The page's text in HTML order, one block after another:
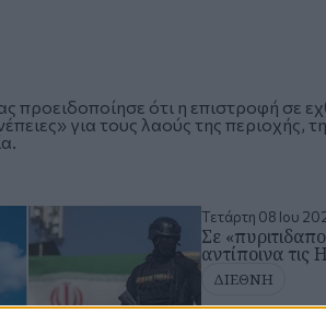
προειδοποίησε ότι η επιστροφή σε
για τους λαούς της περιοχής,
Τετάρτη 08 Ιου
Σε
αντίποινα
ΔΙΕΘΝΗ